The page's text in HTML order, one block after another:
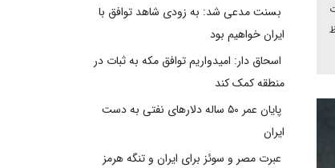
بسنت مدعی شد: به زودی شاهد توافق با
ایران خواهیم بود
اسحاق دار: امیدواریم توافق مکه به ثبات در
منطقه کمک کند
پایان عمر ۵۰ ساله دلارهای نفتی به دست
ایران
عبرت مصر و سوئز برای ایران و تنگه هرمز